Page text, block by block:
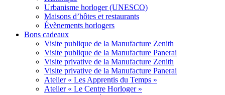
Urbanisme horloger (UNESCO)
Maisons d’hôtes et restaurants
Évènements horlogers
Bons cadeaux
Visite publique de la Manufacture Zenith
Visite publique de la Manufacture Panerai
Visite privative de la Manufacture Zenith
Visite privative de la Manufacture Panerai
Atelier « Les Apprentis du Temps »
Atelier « Le Centre Horloger »